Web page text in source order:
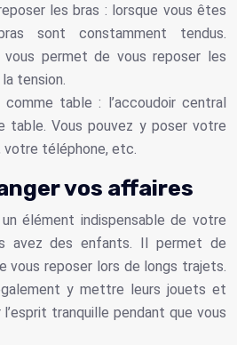
les bras : lorsque vous êtes
sont constamment tendus.
vous permet de vous reposer les
tension.
table : l’accoudoir central
table. Vous pouvez y poser votre
téléphone, etc.
vos affaires
élément indispensable de votre
avez des enfants. Il permet de
vous reposer lors de longs trajets.
y mettre leurs jouets et
tranquille pendant que vous